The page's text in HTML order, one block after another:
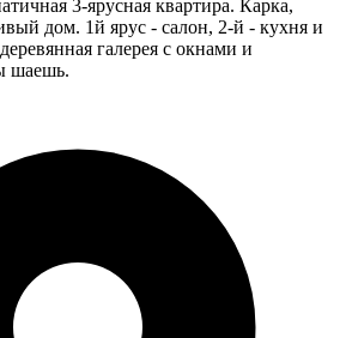
3-ярусная квартира. Карка,
дом. 1й ярус - салон, 2-й - кухня и
галерея с окнами и
шаешь.